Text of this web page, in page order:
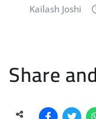
Kailash Joshi
Share